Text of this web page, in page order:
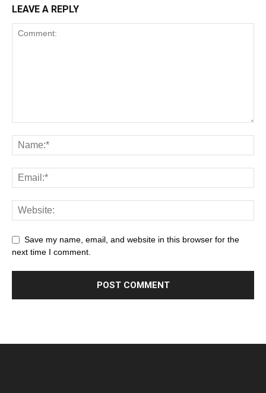
LEAVE A REPLY
Save my name, email, and website in this browser for the
next time I comment.